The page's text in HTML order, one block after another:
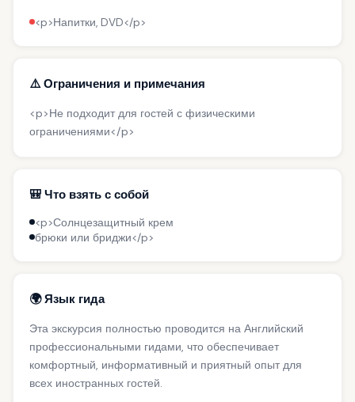
<p>Напитки, DVD</p>
⚠️ Ограничения и примечания
<p>Не подходит для гостей с физическими
ограничениями</p>
🎒 Что взять с собой
<p>Солнцезащитный крем
брюки или бриджи</p>
🌍 Язык гида
Эта экскурсия полностью проводится на Английский
профессиональными гидами, что обеспечивает
комфортный, информативный и приятный опыт для
всех иностранных гостей.